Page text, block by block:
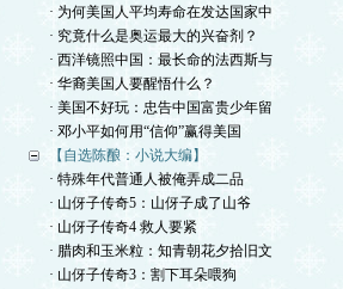
· 为何美国人平均寿命在发达国家中
· 究竟什么是奥运最大的兴奋剂？
· 西洋镜照中国：最长命的法西斯与
· 华裔美国人要醒悟什么？
· 美国不好玩：忠告中国富贵少年留
· 邓小平如何用“信仰”赢得美国
【自选陈酿：小说大编】
· 特殊年代普通人被俺弄成二品
· 山伢子传奇5：山伢子成了山爷
· 山伢子传奇4 救人要紧
· 腊肉和玉米粒：知青朝花夕拾旧文
· 山伢子传奇3：割下耳朵喂狗